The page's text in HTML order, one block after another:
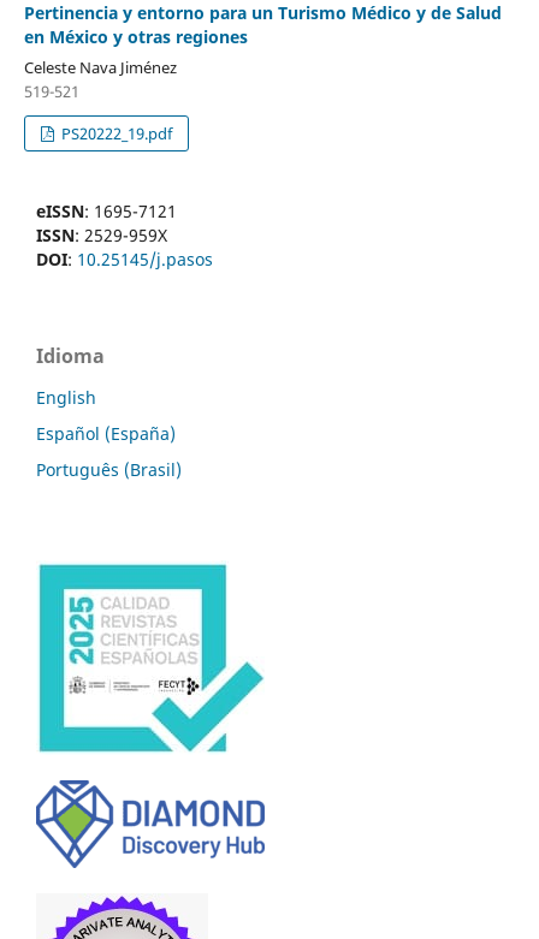
Pertinencia y entorno para un Turismo Médico y de Salud
en México y otras regiones
Celeste Nava Jiménez
519-521
PS20222_19.pdf
eISSN: 1695-7121
ISSN: 2529-959X
DOI: 10.25145/j.pasos
Idioma
English
Español (España)
Português (Brasil)